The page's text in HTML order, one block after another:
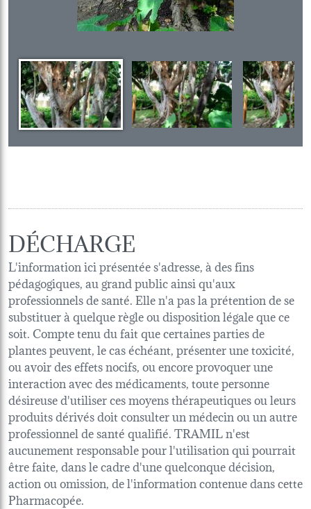
DÉCHARGE
L'information ici présentée s'adresse, à des fins
pédagogiques, au grand public ainsi qu'aux
professionnels de santé. Elle n'a pas la prétention de se
substituer à quelque règle ou disposition légale que ce
soit. Compte tenu du fait que certaines parties de
plantes peuvent, le cas échéant, présenter une toxicité,
ou avoir des effets nocifs, ou encore provoquer une
interaction avec des médicaments, toute personne
désireuse d'utiliser ces moyens thérapeutiques ou leurs
produits dérivés doit consulter un médecin ou un autre
professionnel de santé qualifié. TRAMIL n'est
aucunement responsable pour l'utilisation qui pourrait
être faite, dans le cadre d'une quelconque décision,
action ou omission, de l'information contenue dans cette
Pharmacopée.